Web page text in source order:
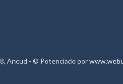
Ancud - © Potenciado por